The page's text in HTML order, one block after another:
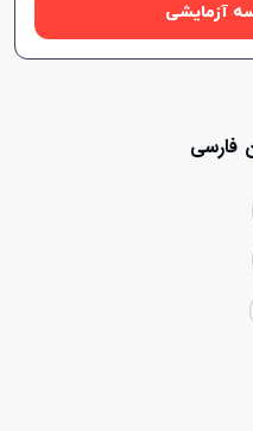
آزمایشی
فارسی